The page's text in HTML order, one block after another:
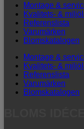
Montage &
Kvalitets- &
Referenslista
Varumärken
Blomskatalogen
Montage &
Kvalitets- &
Referenslista
Varumärken
Blomskatalogen